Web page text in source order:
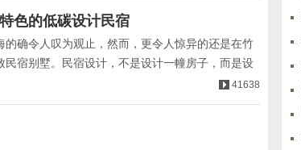
色的低碳设计民宿
确令人叹为观止，然而，更令人惊异的还是在竹
宿别墅。民宿设计，不是设计一幢房子，而是设
41638